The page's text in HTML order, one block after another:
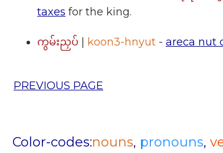
taxes for the king.
ကွမ်းညှပ် | koon3-hnyut - areca nut
PREVIOUS PAGE
Color-codes:nouns, pronouns,